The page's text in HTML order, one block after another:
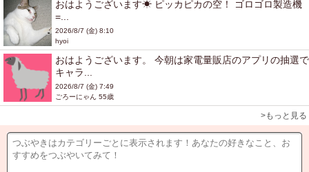
おはようございます☀ ピッカピカの空！ ゴロゴロ製造機
=...
2026/8/7 (金) 8:10
hyoi
おはようございます。 今朝は家電量販店のアプリの抽選で
キャラ...
2026/8/7 (金) 7:49
ごろーにゃん 55歳
>もっと見る